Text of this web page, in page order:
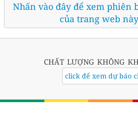
Nhấn vào đây để xem phiên
của trang web này
chất lượng không
click để xem dự báo